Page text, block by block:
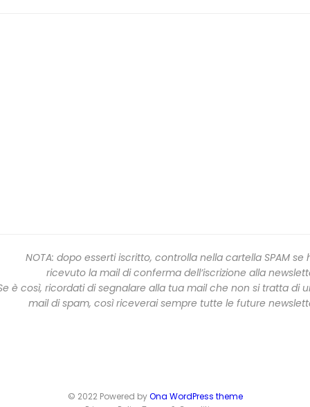
NOTA: dopo esserti iscritto, controlla nella cartella SPAM se
ricevuto la mail di conferma dell’iscrizione alla
è così, ricordati di segnalare alla tua mail che non si tratta di
mail di spam, così riceverai sempre tutte le future
© 2022 Powered byOna WordPress theme